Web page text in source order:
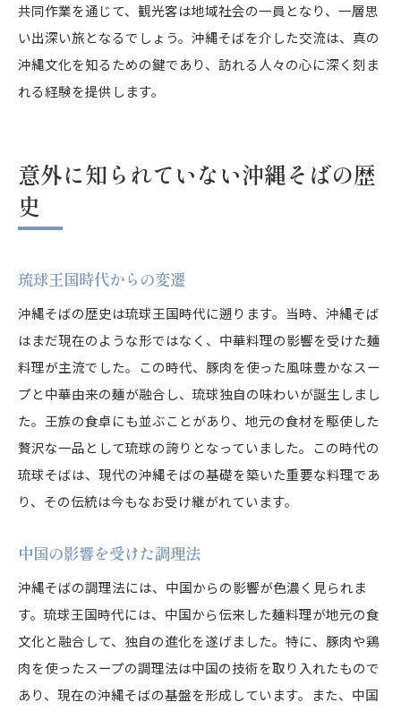
共同作業を通じて、観光客は地域社会の一員となり、一層思
い出深い旅となるでしょう。沖縄そばを介した交流は、真の
沖縄文化を知るための鍵であり、訪れる人々の心に深く刻ま
れる経験を提供します。
意外に知られていない沖縄そばの歴
史
琉球王国時代からの変遷
沖縄そばの歴史は琉球王国時代に遡ります。当時、沖縄そば
はまだ現在のような形ではなく、中華料理の影響を受けた麺
料理が主流でした。この時代、豚肉を使った風味豊かなスー
プと中華由来の麺が融合し、琉球独自の味わいが誕生しまし
た。王族の食卓にも並ぶことがあり、地元の食材を駆使した
贅沢な一品として琉球の誇りとなっていました。この時代の
琉球そばは、現代の沖縄そばの基礎を築いた重要な料理であ
り、その伝統は今もなお受け継がれています。
中国の影響を受けた調理法
沖縄そばの調理法には、中国からの影響が色濃く見られま
す。琉球王国時代には、中国から伝来した麺料理が地元の食
文化と融合して、独自の進化を遂げました。特に、豚肉や鶏
肉を使ったスープの調理法は中国の技術を取り入れたもので
あり、現在の沖縄そばの基盤を形成しています。また、中国